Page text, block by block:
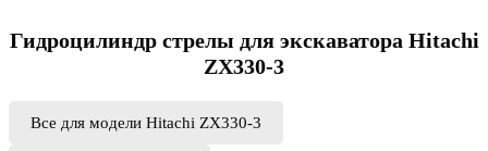
Гидроцилиндр стрелы для экскаватора Hitachi
ZX330-3
Все для модели Hitachi ZX330-3